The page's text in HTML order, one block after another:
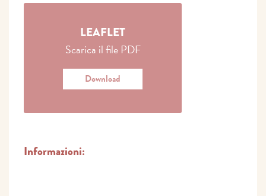
LEAFLET
Scarica il file PDF
Download
Informazioni: